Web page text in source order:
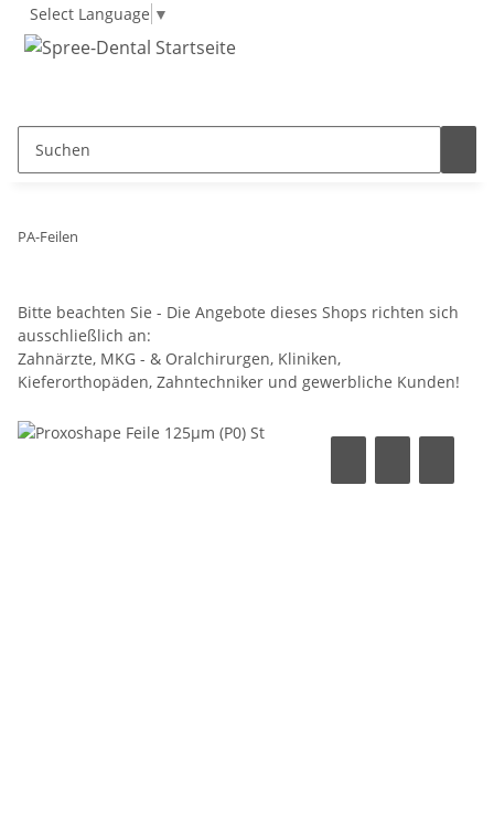
Select Language ▼
PA-Feilen
Bitte beachten Sie - Die Angebote dieses Shops richten sich
ausschließlich an:
Zahnärzte, MKG - & Oralchirurgen, Kliniken,
Kieferorthopäden, Zahntechniker und gewerbliche Kunden!